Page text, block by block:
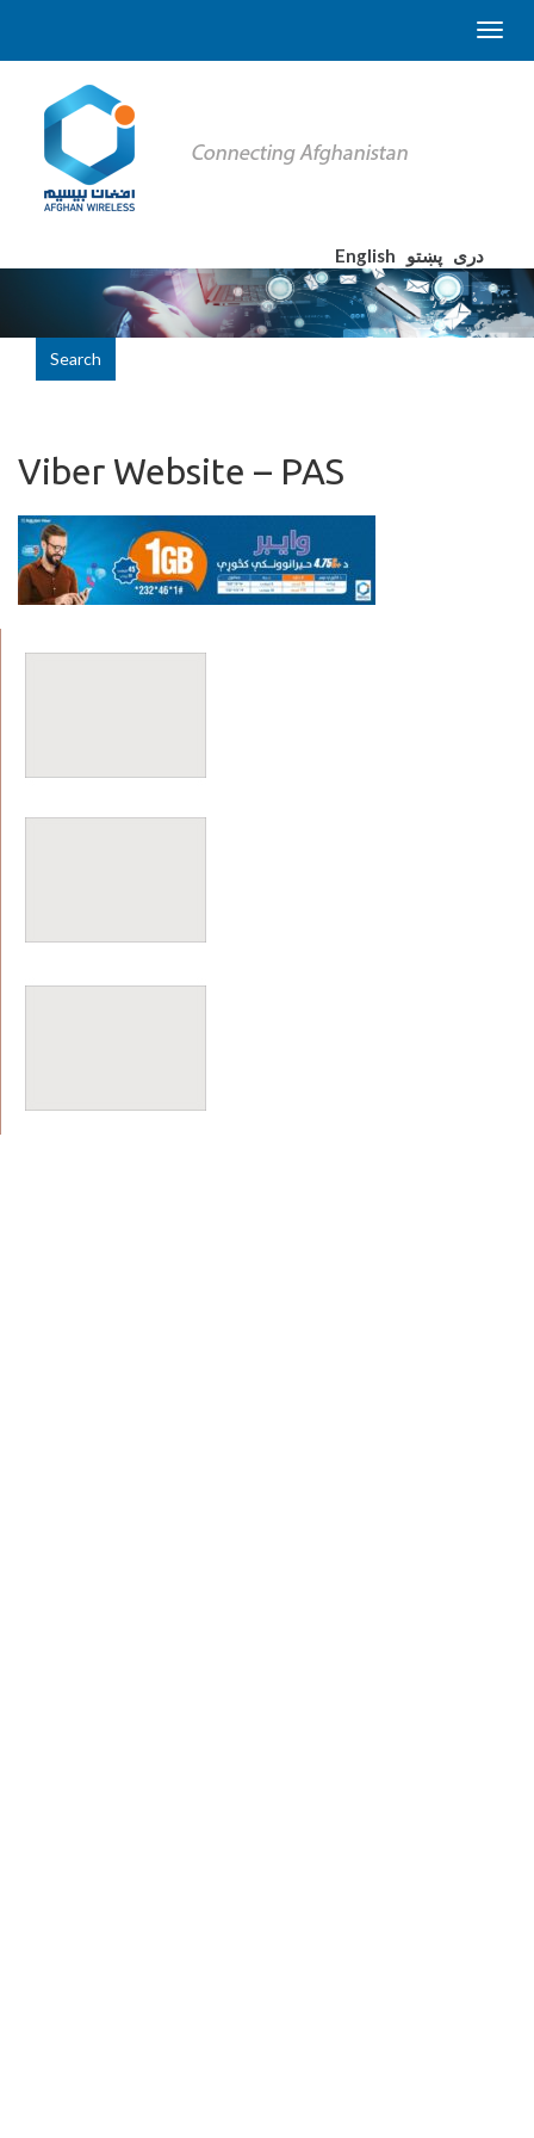
English دری پښتو
Search
Viber Website – PAS